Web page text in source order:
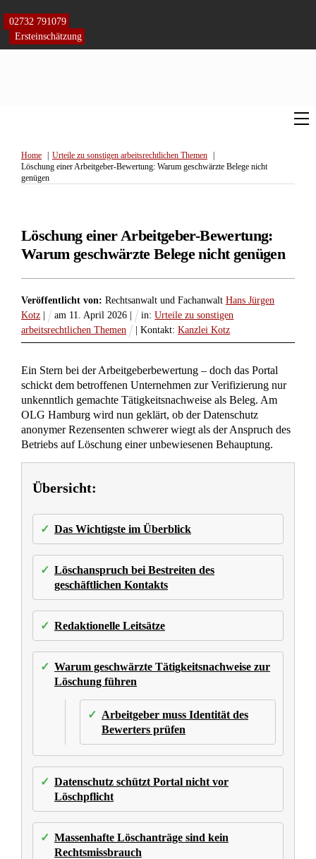
content
02732 791079
Ersteinschätzung
Home
Urteile zu sonstigen arbeitsrechtlichen Themen
Löschung einer Arbeitgeber-Bewertung: Warum geschwärzte Belege nicht
genügen
Löschung einer Arbeitgeber-Bewertung:
Warum geschwärzte Belege nicht genügen
Veröffentlicht von: Rechtsanwalt und Fachanwalt Hans Jürgen
Kotz
am 11.April 2026 in:Urteile zu sonstigen
arbeitsrechtlichen Themen
| Kontakt:Kanzlei Kotz
Ein Stern bei der Arbeitgeberbewertung – doch das Portal
schickt dem betroffenen Unternehmen zur Verifizierung nur
unkenntlich gemachte Tätigkeitsnachweise als Beleg. Am
OLG Hamburg wird nun geklärt, ob der Datenschutz
anonymer Rezensenten schwerer wiegt als der Anspruch des
Betriebs auf Löschung einer unbewiesenen Behauptung.
Übersicht:
Das Wichtigste im Überblick
Löschanspruch bei Bestreiten des
geschäftlichen Kontakts
Redaktionelle Leitsätze
Warum geschwärzte Tätigkeitsnachweise zur
Löschung führen
Arbeitgeber muss Identität des
Bewerters prüfen
Datenschutz schützt Portal nicht vor
Löschpflicht
Massenhafte Löschanträge sind kein
Rechtsmissbrauch